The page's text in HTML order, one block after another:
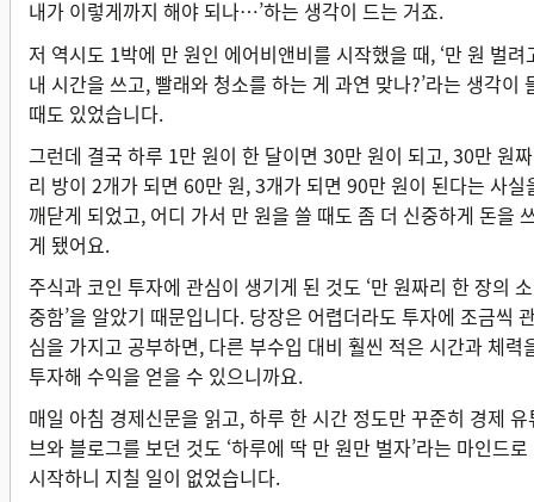
내가 이렇게까지 해야 되나…’하는 생각이 드는 거죠.
저 역시도 1박에 만 원인 에어비앤비를 시작했을 때, ‘만 원 벌려
내 시간을 쓰고, 빨래와 청소를 하는 게 과연 맞나?’라는 생각이
때도 있었습니다.
그런데 결국 하루 1만 원이 한 달이면 30만 원이 되고, 30만 원짜
리 방이 2개가 되면 60만 원, 3개가 되면 90만 원이 된다는 사실
깨닫게 되었고, 어디 가서 만 원을 쓸 때도 좀 더 신중하게 돈을
게 됐어요.
주식과 코인 투자에 관심이 생기게 된 것도 ‘만 원짜리 한 장의 소
중함’을 알았기 때문입니다. 당장은 어렵더라도 투자에 조금씩
심을 가지고 공부하면, 다른 부수입 대비 훨씬 적은 시간과 체력
투자해 수익을 얻을 수 있으니까요.
매일 아침 경제신문을 읽고, 하루 한 시간 정도만 꾸준히 경제 유
브와 블로그를 보던 것도 ‘하루에 딱 만 원만 벌자’라는 마인드로
시작하니 지칠 일이 없었습니다.